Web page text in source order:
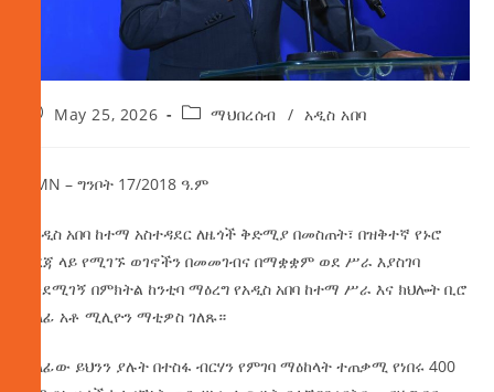
May 25, 2026 ማህበረሰብ / አዲስ አበባ
AMN – ግንቦት 17/2018 ዓ.ም
የአዲስ አበባ ከተማ አስተዳደር ለዜጎች ቅድሚያ በመስጠት፣ በዝቅተኛ የኑሮ
ደረጃ ላይ የሚገኙ ወገኖችን በመመገብና በማቋቋም ወደ ሥራ እያስገባ
እንደሚገኝ በምክትል ከንቲባ ማዕረግ የአዲስ አበባ ከተማ ሥራ እና ክህሎት ቢሮ
ኃላፊ አቶ ሚሊዮን ማቲዎስ ገለጹ።
ኃላፊው ይህንን ያሉት በተስፋ ብርሃን የምገባ ማዕከላት ተጠቃሚ የነበሩ 400